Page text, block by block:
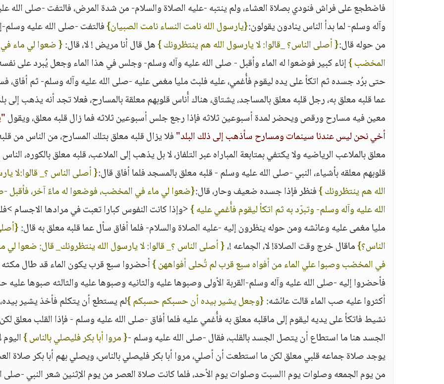
فاضطجع على فراش فنودي بصلاة العشاء، ولم ينتبه -عليه الصلاة والسلام- من شدة المرض، فالتفت -صلى الله
وآله وسلم- لما بدأ الناس ينادون يقولون:{يارسول الله نامت النساء نامت الصبيان}فالتفت -صلى الله عليه وسلم-
من حوله قال:{ أصلى الناس؟ _قالوا: لا يارسول الله هم ينتظرونك }هل قال أنا مريض ! لا، قال:{ ضعوا لي ماء في
المخضب }إناء كبير فوضعوا له الماء وأقبل - صلى الله عليه وآله وسلم- وجلس في هذا الماء وجعل يُبرد على
حتى برُد جسده ثم اتكأ على يده ليقوم فأُغمي، عليه فلبث مليا مغمى عليه -صلى الله عليه وآله وسلم- ثم أفاق،
عما قلبه معلق به، رجل قلبه معلق بالمساجد، يشتاق، هناك أُناس قلوبهم معلقة بالمسارح، فعلا تجد أنه يذهب إلى
معين فيه مسارح ورقص ويحضر لمدة أسبوعين ثلاثه فإذا رجع جلس أسبوعين ثلاثه فما زال قلبه معلق، ويقول
أخي نحن ليس عندنا سينمات ومسارح سأذهب إلى ذلك البلد"فلا يزال قلبه معلق بتلك المسارح، من الناس من
معلق بالملاعب الرياضيه ولا يكتفي بمتابعة المباراه عبر التلفاز، لا بل يذهب إلى الملاعب، قلبه معلق بالكوره، الناس
قلوبهم معلقه بأشياء، النبي -صلى الله عليه وسلم - قلبه معلق بالمسجد فلما أفاق قال:{ أصلى الناس ؟_ قالوا:لا
الله هم ينتظرونك }فنظر فإذا جسده ضعيف وحار، قال:{ضعوا لي ماء في المخضب، فوضعوا له ماءً آخر، فأقبل
الله عليه وآله وسلم- وتبرّد به ثم اتكأ ليقوم فأُغمي عليه }<وإذا كانت النفوس كبارا تعبت في مرادها الاجسام
مليا مغمى عليه وعائشه ومن حوله ينظرون إليه -عليه الصلاة والسلام- فلما أفاق سأل عما قلبه معلق به قال:
الناس؟}ماقال خرج وقت الصلاة! لا، الجماعه !،{ أصلى الناس ؟_ قالوا: لا يارسول الله ينتظرونك_ قال: ضعوا لي
في المخضب وصبوا علي الماء من أفواه سبع قرب لم تُحلى أفواههن }أحضروا سبع قرب يكون الماء قد طال مكثه
فأحضروا إليه -صلى الله عليه وآله وسلم-القربة الأولى وصبوها عليه والثانيه وصبوها عليه والثالثه صبوها عليه
أكثروا عليه صب الماء قالت عائشه:{وجعل يشير بيده أن حسبكم حسبكم }لم يستطع أن يتكلم فأخذ يشير
نشيط فاتكأ على يديه ليقوم إلى ماقلبه معلق به فأُغمي عليه فلما أفاق -صلى الله عليه وسلم - فإذا القلب معلق لكن
الجسد هنا ما استطاع أن يتصل الجسد بالقلب، فقال -صلى الله عليه وسلم -{ مروا أبا بكر فليصلي بالناس }اليوم
يوجد صلاة جماعه قلبي معلق لكن ما استطعت أن أصلي، مروا أبا بكر فليصلي بالناس، ويصلي بهم أبا بكر صلاة
من يوم الجمعه وصلوات يوم االسبت وصلوات يوم الأحد، فلما كانت صلاة العصر من يوم الإثنين شعر النبي -صلى